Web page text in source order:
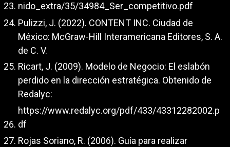
nido_extra/35/34984_Ser_competitivo.pdf
Pulizzi, J. (2022). CONTENT INC. Ciudad de
México: McGraw-Hill Interamericana Editores, S. A.
de C. V.
Ricart, J. (2009). Modelo de Negocio: El eslabón
perdido en la dirección estratégica. Obtenido de
Redalyc:
https://www.redalyc.org/pdf/433/43312282002.p
df
Rojas Soriano, R. (2006). Guía para realizar